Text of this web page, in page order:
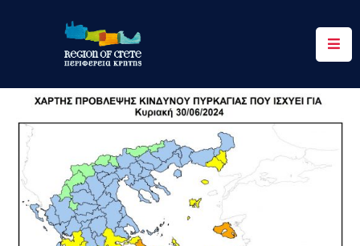
Περιφέρεια
Ενημέρωση
Έργα
Δράσεις
Ψηφιακές
Υπηρεσίες